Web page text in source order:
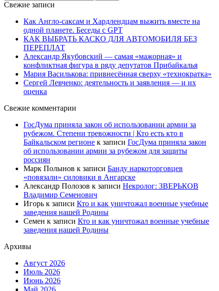
Свежие записи
Как Англо-саксам и Хардлендцам выжить вместе на
одной планете. Беседы с GPT
КАК ВЫБРАТЬ КАСКО ДЛЯ АВТОМОБИЛЯ БЕЗ
ПЕРЕПЛАТ
Александр Якубовский — самая «мажорная» и
конфликтная фигура в ряду депутатов Прибайкалья
Мария Василькова: привнесённая сверху «технократка»
Сергей Левченко: деятельность и заявления — и их
оценка
Свежие комментарии
ГосДума приняла закон об использовании армии за
рубежом. Степени тревожности | Кто есть кто в
Байкальском регионе к записи ГосДума приняла закон
об использовании армии за рубежом для защиты
россиян
Марк Полынов к записи Банду наркоторговцев
«повязали» силовики в Ангарске
Александр Полозов к записи Некролог: ЗВЕРЬКОВ
Владимир Семенович
Игорь к записи Кто и как уничтожал военные учебные
заведения нашей Родины
Семен к записи Кто и как уничтожал военные учебные
заведения нашей Родины
Архивы
Август 2026
Июль 2026
Июнь 2026